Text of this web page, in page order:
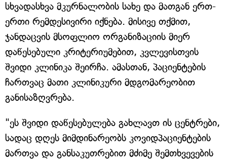
სხვადასხვა მკურნალობის სახე და მათგან ერთ-
ერთი რემდესივირი იქნება. მისივე თქმით,
ჯანდაცვის მსოფლიო ორგანიზაციის მიერ
დაწესებული კრიტერიუმებით, კვლევისთვის
შვიდი კლინიკა შეირჩა. ამასთან, პაციენტების
ჩართვაც მათი კლინიკური მდგომარეობით
განისაზღვრება.
"ეს შვიდი დაწესებულება გახლავთ ის ცენტრები,
სადაც დღეს მიმდინარეობს კოვიდპაციენტების
მართვა და განსაკუთრებით მძიმე შემთხვევების